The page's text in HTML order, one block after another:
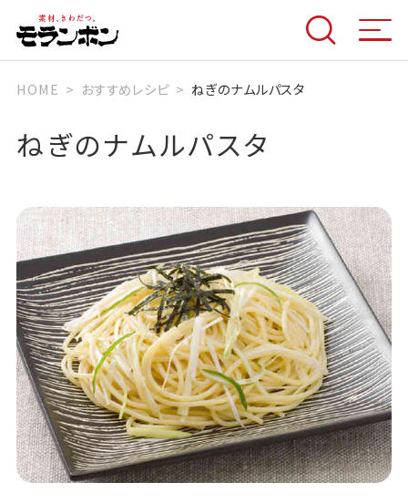
HOME おすすめレシピ ねぎのナムルパスタ
ねぎのナムルパスタ